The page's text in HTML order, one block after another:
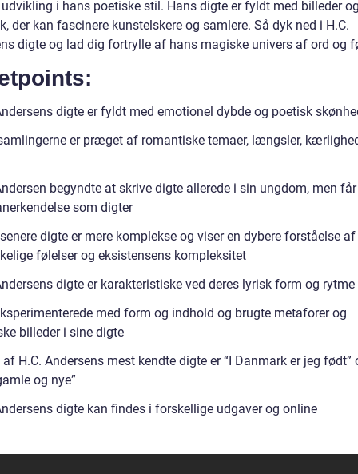
i hans poetiske stil. Hans digte er fyldt med billeder
der kan fascinere kunstelskere og samlere. Så dyk ned i H.C.
digte og lad dig fortrylle af hans magiske univers af ord og
digte er fyldt med emotionel dybde og poetisk
er præget af romantiske temaer, længsler,
begyndte at skrive digte allerede i sin ungdom, men
som digter
digte er mere komplekse og viser en dybere forståelse af
følelser og eksistensens kompleksitet
digte er karakteristiske ved deres lyrisk form og rytme
med form og indhold og brugte metaforer og
billeder i sine digte
H.C. Andersens mest kendte digte er “I Danmark er jeg født”
og nye”
digte kan findes i forskellige udgaver og online